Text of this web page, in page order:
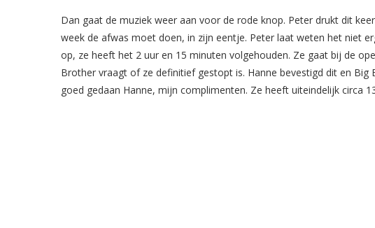
Dan gaat de muziek weer aan voor de rode knop. Peter drukt dit
week de afwas moet doen, in zijn eentje. Peter laat weten het niet
op, ze heeft het 2 uur en 15 minuten volgehouden. Ze gaat bij de
Brother vraagt of ze definitief gestopt is. Hanne bevestigd dit en
goed gedaan Hanne, mijn complimenten. Ze heeft uiteindelijk circa